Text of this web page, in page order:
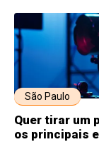
São Paulo
Quer tirar um
os principais